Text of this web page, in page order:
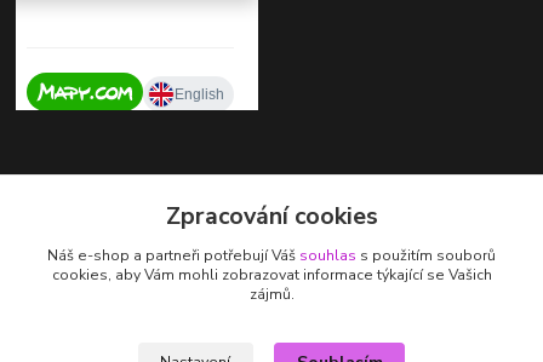
+420 737 725 324
(Po-Pá, 9-17 hod.)
Zpracování cookies
Náš e-shop a partneři potřebují Váš souhlas s použitím souborů
cookies, aby Vám mohli zobrazovat informace týkající se Vašich
zájmů.